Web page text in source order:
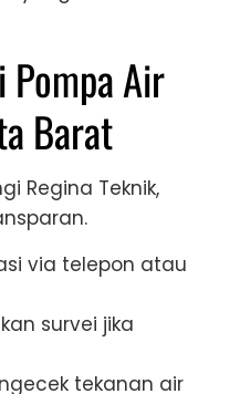
Pompa Air
Barat
Regina Teknik,
via telepon atau
survei jika
tekanan air